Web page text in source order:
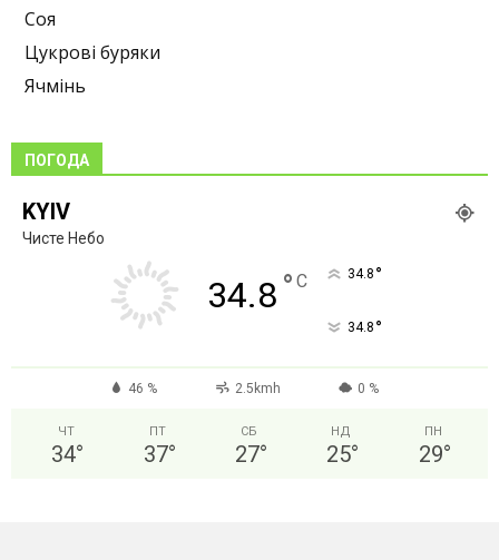
Соя
Цукрові буряки
Ячмінь
ПОГОДА
KYIV
Чисте Небо
34.8 ° C 34.8 °
34.8 °
46 % 2.5kmh 0 %
ЧТ
34°
ПТ
37°
СБ
27°
НД
25°
ПН
29°